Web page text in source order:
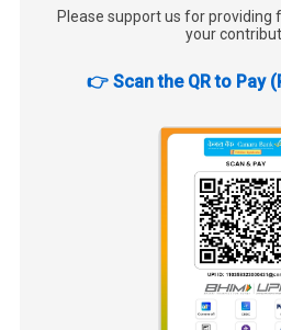
Please support us for
your
👉 Scan the QR to Pay